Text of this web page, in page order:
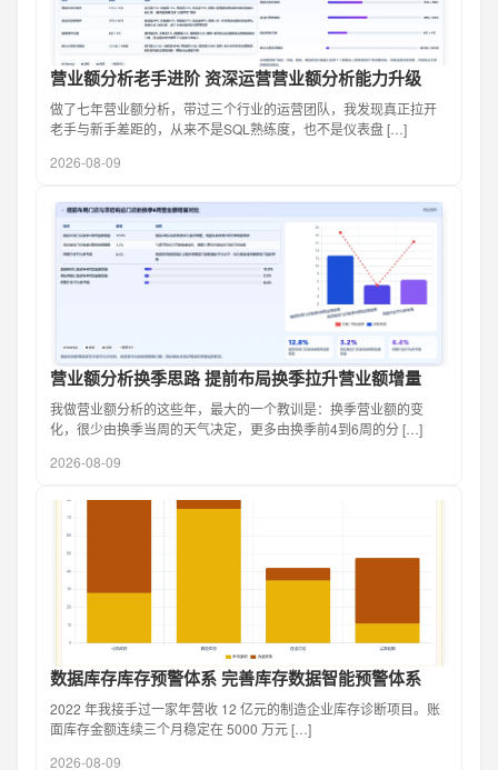
营业额分析老手进阶 资深运营营业额分析能力升级
做了七年营业额分析，带过三个行业的运营团队，我发现真正拉开
老手与新手差距的，从来不是SQL熟练度，也不是仪表盘 […]
2026-08-09
营业额分析换季思路 提前布局换季拉升营业额增量
我做营业额分析的这些年，最大的一个教训是：换季营业额的变
化，很少由换季当周的天气决定，更多由换季前4到6周的分 […]
2026-08-09
数据库存库存预警体系 完善库存数据智能预警体系
2022 年我接手过一家年营收 12 亿元的制造企业库存诊断项目。账
面库存金额连续三个月稳定在 5000 万元 […]
2026-08-09